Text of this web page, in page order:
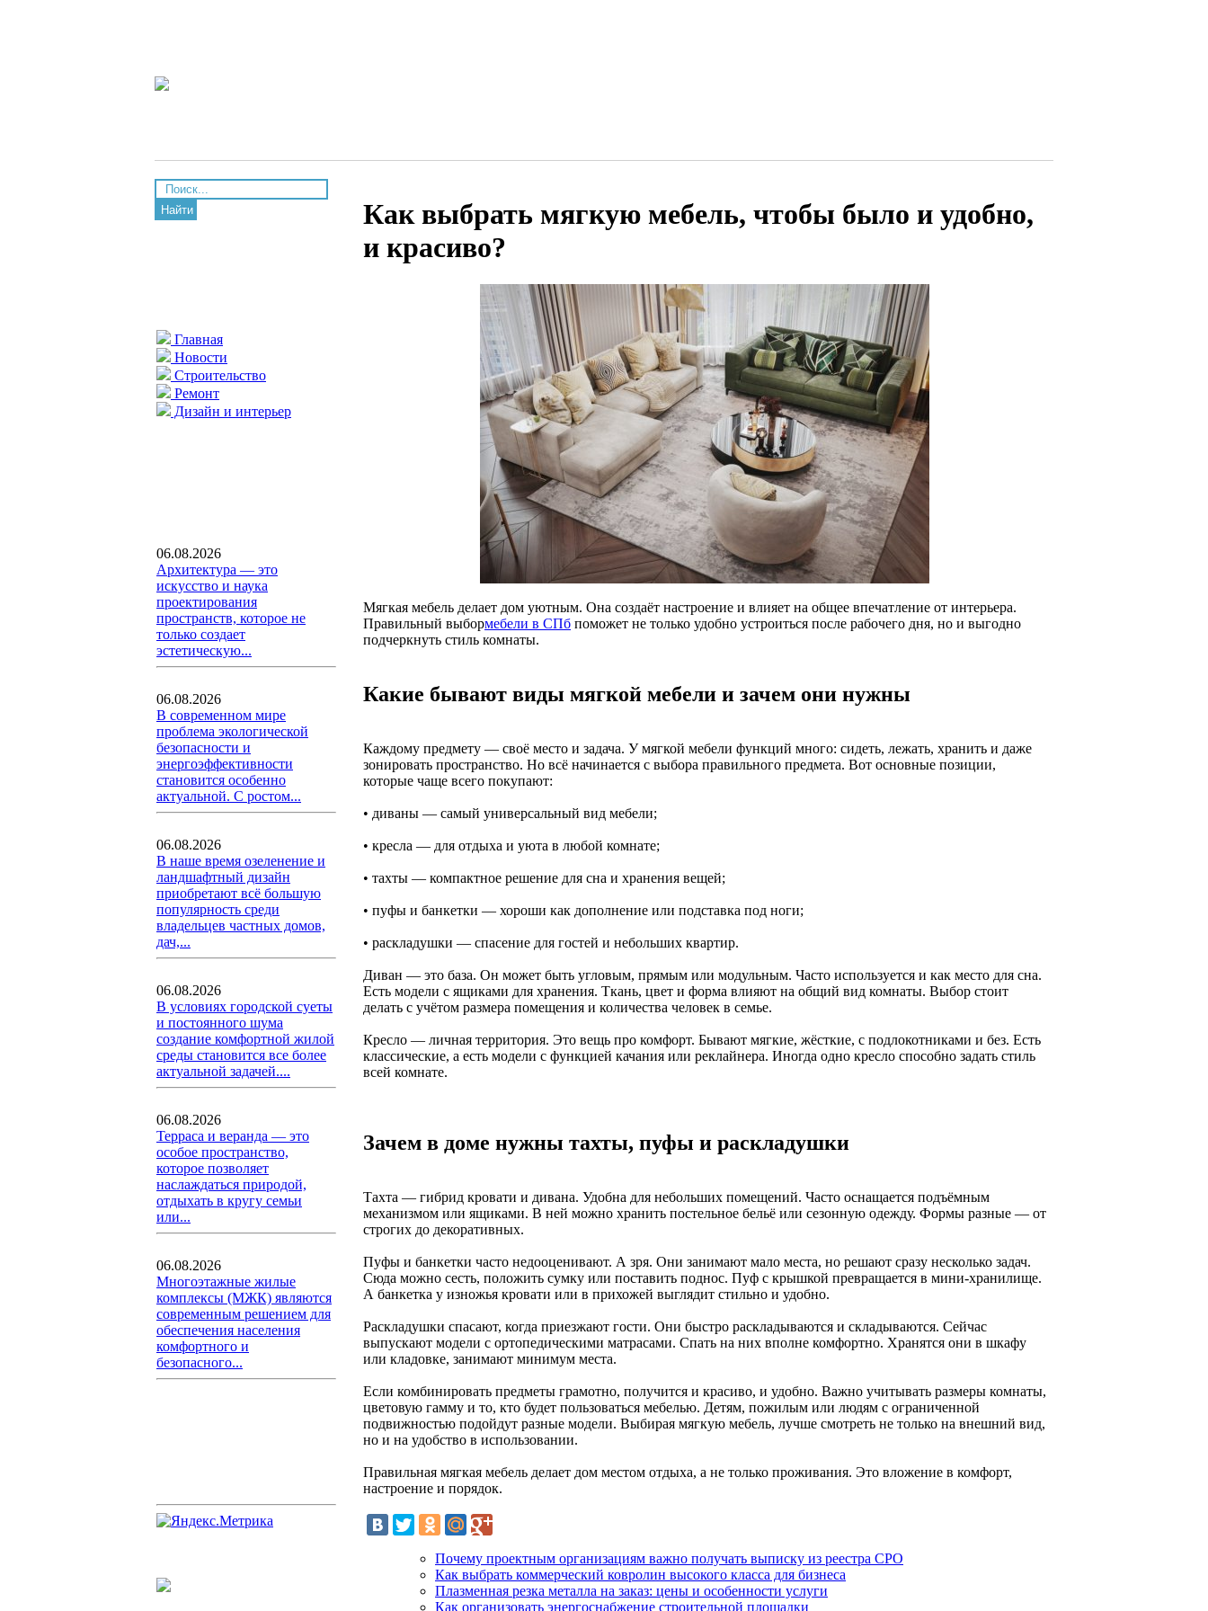
Найти
Главная
Новости
Строительство
Ремонт
Дизайн и интерьер
06.08.2026
Архитектура — это
искусство и наука
проектирования
пространств, которое не
только создает
эстетическую...
06.08.2026
В современном мире
проблема экологической
безопасности и
энергоэффективности
становится особенно
актуальной. С ростом...
06.08.2026
В наше время озеленение и
ландшафтный дизайн
приобретают всё большую
популярность среди
владельцев частных домов,
дач,...
06.08.2026
В условиях городской суеты
и постоянного шума
создание комфортной жилой
среды становится все более
актуальной задачей....
06.08.2026
Терраса и веранда — это
особое пространство,
которое позволяет
наслаждаться природой,
отдыхать в кругу семьи
или...
06.08.2026
Многоэтажные жилые
комплексы (МЖК) являются
современным решением для
обеспечения населения
комфортного и
безопасного...
Как выбрать мягкую мебель, чтобы было и удобно,
и красиво?
Мягкая мебель делает дом уютным. Она создаёт настроение и влияет на общее впечатление от интерьера.
Правильный выбормебели в СПб поможет не только удобно устроиться после рабочего дня, но и выгодно
подчеркнуть стиль комнаты.
Какие бывают виды мягкой мебели и зачем они нужны
Каждому предмету — своё место и задача. У мягкой мебели функций много: сидеть, лежать, хранить и даже
зонировать пространство. Но всё начинается с выбора правильного предмета. Вот основные позиции,
которые чаще всего покупают:
• диваны — самый универсальный вид мебели;
• кресла — для отдыха и уюта в любой комнате;
• тахты — компактное решение для сна и хранения вещей;
• пуфы и банкетки — хороши как дополнение или подставка под ноги;
• раскладушки — спасение для гостей и небольших квартир.
Диван — это база. Он может быть угловым, прямым или модульным. Часто используется и как место для сна.
Есть модели с ящиками для хранения. Ткань, цвет и форма влияют на общий вид комнаты. Выбор стоит
делать с учётом размера помещения и количества человек в семье.
Кресло — личная территория. Это вещь про комфорт. Бывают мягкие, жёсткие, с подлокотниками и без. Есть
классические, а есть модели с функцией качания или реклайнера. Иногда одно кресло способно задать стиль
всей комнате.
Зачем в доме нужны тахты, пуфы и раскладушки
Тахта — гибрид кровати и дивана. Удобна для небольших помещений. Часто оснащается подъёмным
механизмом или ящиками. В ней можно хранить постельное бельё или сезонную одежду. Формы разные — от
строгих до декоративных.
Пуфы и банкетки часто недооценивают. А зря. Они занимают мало места, но решают сразу несколько задач.
Сюда можно сесть, положить сумку или поставить поднос. Пуф с крышкой превращается в мини-хранилище.
А банкетка у изножья кровати или в прихожей выглядит стильно и удобно.
Раскладушки спасают, когда приезжают гости. Они быстро раскладываются и складываются. Сейчас
выпускают модели с ортопедическими матрасами. Спать на них вполне комфортно. Хранятся они в шкафу
или кладовке, занимают минимум места.
Если комбинировать предметы грамотно, получится и красиво, и удобно. Важно учитывать размеры комнаты,
цветовую гамму и то, кто будет пользоваться мебелью. Детям, пожилым или людям с ограниченной
подвижностью подойдут разные модели. Выбирая мягкую мебель, лучше смотреть не только на внешний вид,
но и на удобство в использовании.
Правильная мягкая мебель делает дом местом отдыха, а не только проживания. Это вложение в комфорт,
настроение и порядок.
Почему проектным организациям важно получать выписку из реестра СРО
Как выбрать коммерческий ковролин высокого класса для бизнеса
Плазменная резка металла на заказ: цены и особенности услуги
Как организовать энергоснабжение строительной площадки